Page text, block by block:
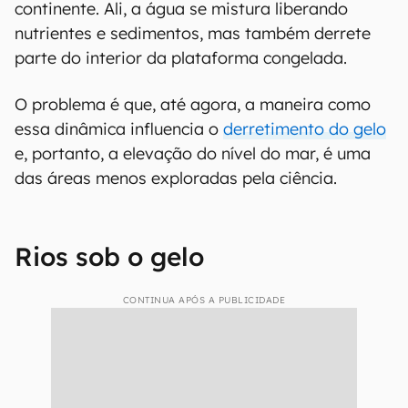
continente. Ali, a água se mistura liberando
nutrientes e sedimentos, mas também derrete
parte do interior da plataforma congelada.
O problema é que, até agora, a maneira como
essa dinâmica influencia o derretimento do gelo
e, portanto, a elevação do nível do mar, é uma
das áreas menos exploradas pela ciência.
Rios sob o gelo
CONTINUA APÓS A PUBLICIDADE